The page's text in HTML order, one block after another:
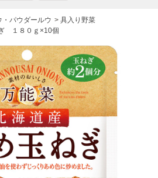
・パウダールウ > 具入り野菜
１８０ｇ×10個